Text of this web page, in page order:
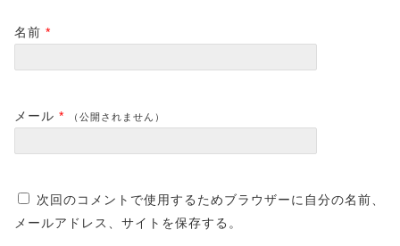
名前 *
メール * （公開されません）
次回のコメントで使用するためブラウザーに自分の名前、
メールアドレス、サイトを保存する。